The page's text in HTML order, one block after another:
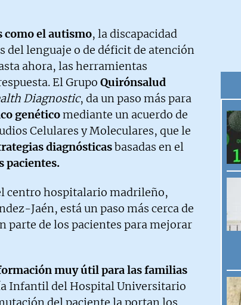
el autismo, la discapacidad
del lenguaje o de déficit de atención
ahora, las herramientas
El Grupo Quirónsalud
Diagnostic, da un paso más para
genéticomediante un acuerdo de
Celulares y Moleculares, que le
diagnósticasbasadas en el
pacientes.
centro hospitalario madrileño,
Jaén, está un paso más cerca de
parte de los pacientes para mejorar
muy útil para las familias
Infantil del Hospital Universitario
del paciente la portan los